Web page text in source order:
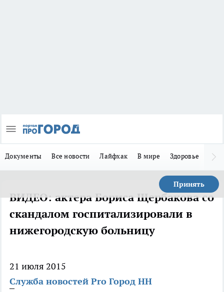
Документы Все новости Лайфхак В мире Здоровье
Принять
ВИДЕО: актера Бориса Щербакова со
скандалом госпитализировали в
нижегородскую больницу
21 июля 2015
Служба новостей Pro Город НН